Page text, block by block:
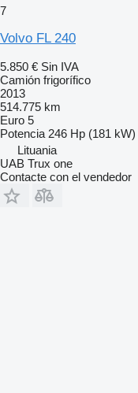
7
Volvo FL 240
5.850 € Sin IVA
Camión frigorífico
2013
514.775 km
Euro 5
Potencia 246 Hp (181 kW)
Lituania
UAB Trux one
Contacte con el vendedor